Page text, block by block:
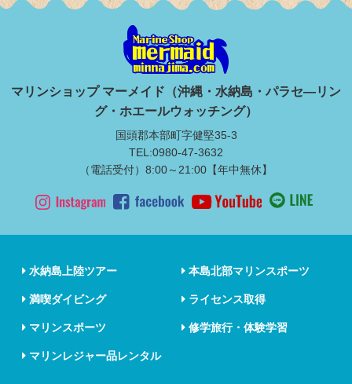
マリンショップ マーメイド（沖縄・水納島・パラセ―リン
グ・ホエールウォッチング）
国頭郡本部町字健堅35-3
TEL:0980-47-3632
（電話受付）8:00～21:00【年中無休】
水納島上陸ツアー 本島北部マリンスポーツ
満喫ダイビング ライセンス取得
マリンスポーツ 修学旅行・体験学習
マリンレジャー品レンタル